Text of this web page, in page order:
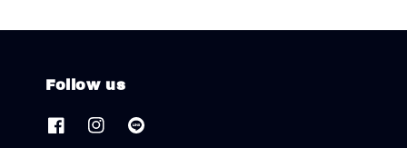
Follow us